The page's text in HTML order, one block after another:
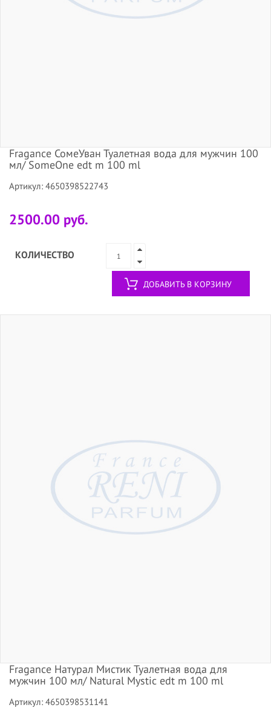
Fragance СомеУван Туалетная вода для мужчин 100
мл/ SomeOne edt m 100 ml
Артикул: 4650398522743
2500.00 руб.
КОЛИЧЕСТВО
ДОБАВИТЬ В КОРЗИНУ
Fragance Натурал Мистик Туалетная вода для
мужчин 100 мл/ Natural Mystic edt m 100 ml
Артикул: 4650398531141